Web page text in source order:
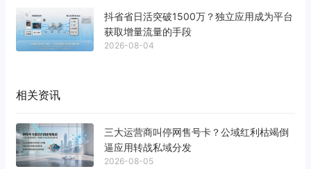
抖省省日活突破1500万？独立应用成为平台
获取增量流量的手段
2026-08-04
相关资讯
三大运营商叫停网售号卡？公域红利枯竭倒
逼应用转战私域分发
2026-08-05